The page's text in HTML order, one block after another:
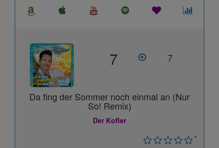
7 7
Da fing der Sommer noch einmal an (Nur
So! Remix)
Der Kofler
*